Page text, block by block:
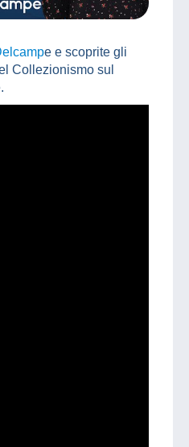
e e scoprite gli
Collezionismo sul